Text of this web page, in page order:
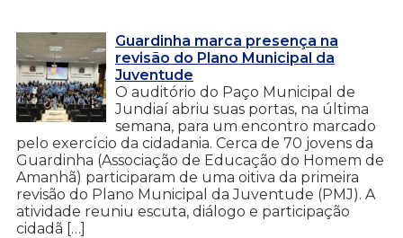
Guardinha marca presença na
revisão do Plano Municipal da
Juventude
O auditório do Paço Municipal de
Jundiaí abriu suas portas, na última
semana, para um encontro marcado
pelo exercício da cidadania. Cerca de 70 jovens da
Guardinha (Associação de Educação do Homem de
Amanhã) participaram de uma oitiva da primeira
revisão do Plano Municipal da Juventude (PMJ). A
atividade reuniu escuta, diálogo e participação
cidadã […]